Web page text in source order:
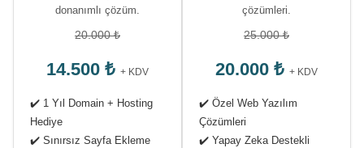
donanımlı çözüm.
20.000 ₺
14.500 ₺ + KDV
✔️ 1 Yıl Domain + Hosting
Hediye
✔️ Sınırsız Sayfa Ekleme
çözümleri.
25.000 ₺
20.000 ₺ + KDV
✔️ Özel Web Yazılım
Çözümleri
✔️ Yapay Zeka Destekli